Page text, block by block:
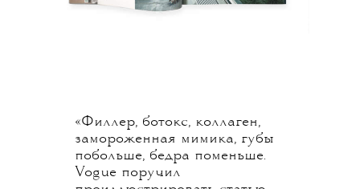
«Филлер, ботокс, коллаген,
замороженная мимика, губы
побольше, бедра поменьше.
Vogue поручил